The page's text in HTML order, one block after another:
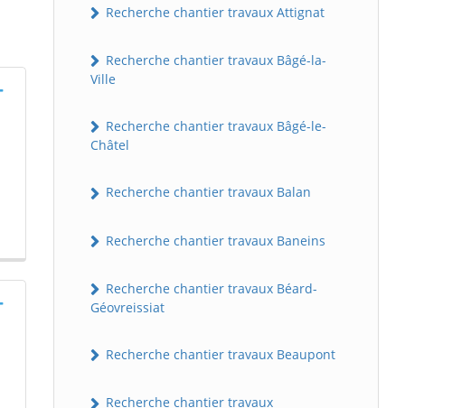
Recherche chantier travaux Attignat
Recherche chantier travaux Bâgé-la-
Ville
Recherche chantier travaux Bâgé-le-
Châtel
Recherche chantier travaux Balan
Recherche chantier travaux Baneins
Recherche chantier travaux Béard-
Géovreissiat
Recherche chantier travaux Beaupont
Recherche chantier travaux